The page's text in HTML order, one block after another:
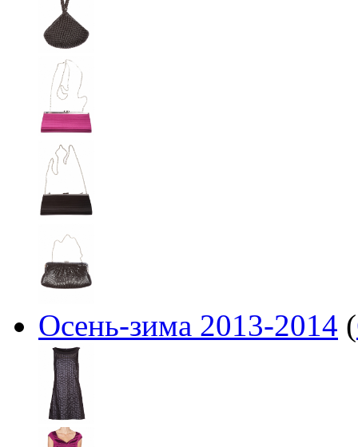
Осень-зима 2013-2014 (